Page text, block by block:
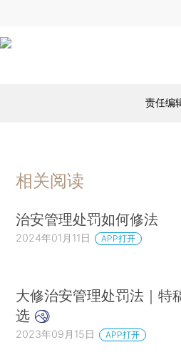
责任编
相关阅读
治安管理处罚如何修法
2024年01月11日 APP打开
大修治安管理处罚法｜特
选
2023年09月15日 APP打开